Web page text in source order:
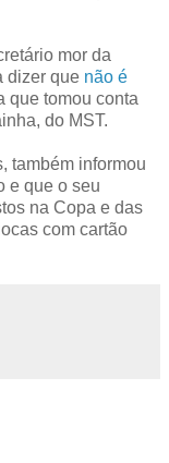
mor da
dizer que não é
que tomou conta
do MST.
também informou
e que o seu
na Copa e das
com cartão